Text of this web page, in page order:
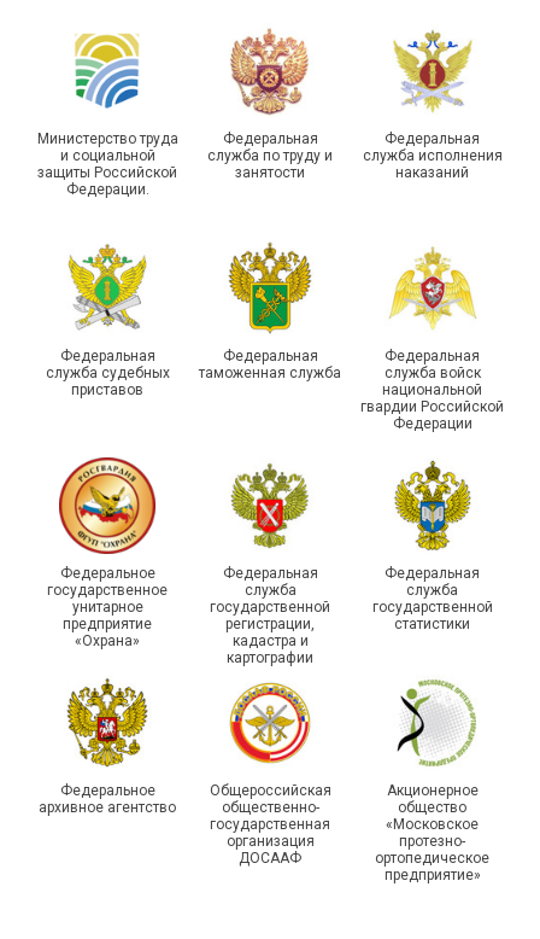
Самарской области
области
Единство традиций и сила
организаций ГУФСИН
России по Пермскому
краю приняли участие в
туристическом слете
215-й юбилей
государственной
статистики отметили в
Республике Саха (Якутия)
Храбрым детям – добрые
подарки
Министерство труда
и социальной
защиты Российской
Федерации.
Федеральная
служба по труду и
занятости
Федеральная
служба исполнения
наказаний
Федеральная
служба судебных
приставов
Федеральная
таможенная служба
Федеральная
служба войск
национальной
гвардии Российской
Федерации
Федеральное
государственное
унитарное
предприятие
«Охрана»
Федеральная
служба
государственной
регистрации,
кадастра и
картографии
Федеральная
служба
государственной
статистики
Федеральное
архивное агентство
Общероссийская
общественно-
государственная
организация
ДОСААФ
Акционерное
общество
«Московское
протезно-
ортопедическое
предприятие»